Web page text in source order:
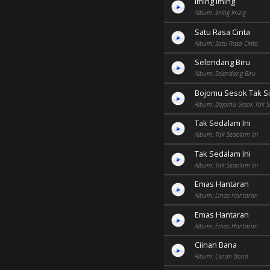
Album: Iming Iming
Satu Rasa Cinta
Album: Satu Rasa Cinta
Selendang Biru
Album: Selendang Biru
Bojomu Sesok Tak
Album: Bojomu Sesok Tak
Tak Sedalam Ini
Album: Tak Sedalam Ini
Tak Sedalam Ini
Album: Tak Sedalam Ini
Emas Hantaran
Album: Emas Hantaran
Emas Hantaran
Album: Emas Hantaran
Ciinan Bana
Album: Ciinan Bana